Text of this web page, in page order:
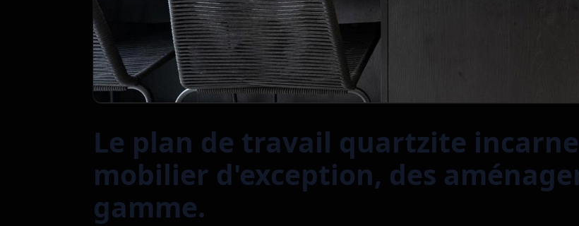
Le plan de travail quartzite
mobilier d'exception, des
gamme.